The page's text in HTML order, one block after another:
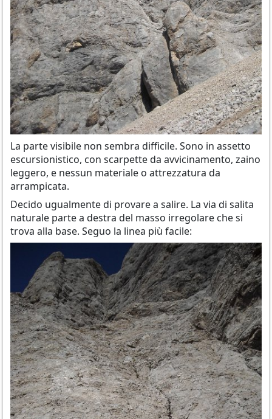
La parte visibile non sembra difficile. Sono in assetto
escursionistico, con scarpette da avvicinamento, zaino
leggero, e nessun materiale o attrezzatura da
arrampicata.
Decido ugualmente di provare a salire. La via di salita
naturale parte a destra del masso irregolare che si
trova alla base. Seguo la linea più facile: